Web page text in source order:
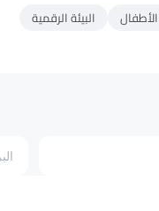
البيئة الرقمية